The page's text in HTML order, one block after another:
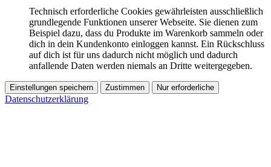
Technisch erforderliche Cookies gewährleisten ausschließlich
grundlegende Funktionen unserer Webseite. Sie dienen zum
Beispiel dazu, dass du Produkte im Warenkorb sammeln oder
dich in dein Kundenkonto einloggen kannst. Ein Rückschluss
auf dich ist für uns dadurch nicht möglich und dadurch
anfallende Daten werden niemals an Dritte weitergegeben.
Einstellungen speichern Zustimmen Nur erforderliche
Datenschutzerklärung